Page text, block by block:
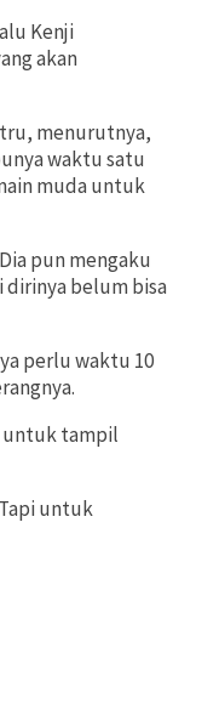
Kenji
akan
menurutnya,
waktu satu
muda untuk
pun mengaku
dirinya belum bisa
perlu waktu 10
untuk tampil
untuk